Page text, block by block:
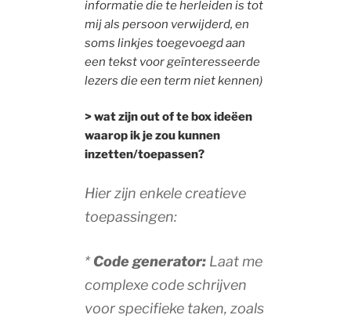
informatie die te herleiden is tot
mij als persoon verwijderd, en
soms linkjes toegevoegd aan
een tekst voor geïnteresseerde
lezers die een term niet kennen)
> wat zijn out of te box ideëen
waarop ik je zou kunnen
inzetten/toepassen?
Hier zijn enkele creatieve
toepassingen:
*Code generator: Laat me
complexe code schrijven
voor specifieke taken, zoals